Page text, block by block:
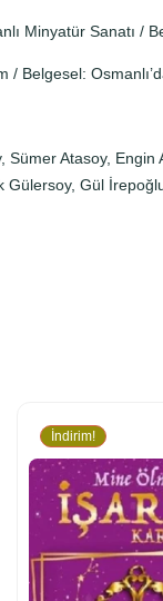
Minyatür Sanatı /
/ Belgesel:
Sümer Atasoy,
Gülersoy, Gül
İndirim!